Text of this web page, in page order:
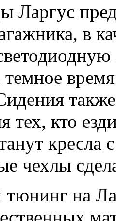
Ларгус
в
тех, кто
кресла
чехлы
на